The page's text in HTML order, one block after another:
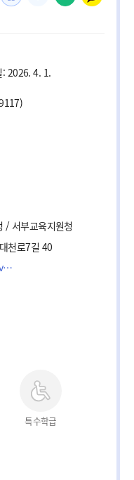
: 2026. 4. 1.
/ 서부교육지원청
천로7길 40
https://blog.naver.com/yale_kindergarten
특수학급